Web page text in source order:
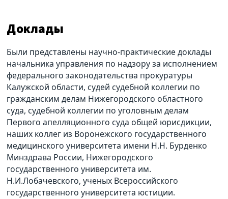
Доклады
Были представлены научно-практические доклады
начальника управления по надзору за исполнением
федерального законодательства прокуратуры
Калужской области, судей судебной коллегии по
гражданским делам Нижегородского областного
суда, судебной коллегии по уголовным делам
Первого апелляционного суда общей юрисдикции,
наших коллег из Воронежского государственного
медицинского университета имени Н.Н. Бурденко
Минздрава России, Нижегородского
государственного университета им.
Н.И.Лобачевского, ученых Всероссийского
государственного университета юстиции.